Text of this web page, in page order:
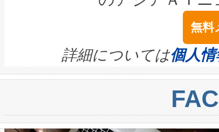
ームを利用すれば、6,000万
きます。この効率性は、フェ
念は、現在データセンターが
ます。 Voltaiq provides a
quality and reliability for AI
BESS stack to ensure battery
centers. Voltaiqは、ai&のAI
からシステム統合、試運転、
は1535 nmレーザーを搭載。
イズの小径化を実現すること
す。ノーマルモードでは、
ートル先まで検出でき、これ
トに対して約600メートルに
では、反射率10％のターゲッ
無料
詳細については個人